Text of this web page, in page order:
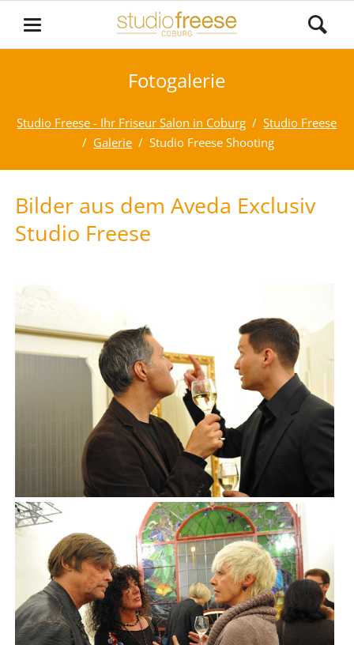
Fotogalerie
Studio Freese - Ihr Friseur Salon in Coburg
Studio Freese
Galerie
Studio Freese Shooting
Bilder aus dem Aveda Exclusiv
Studio Freese